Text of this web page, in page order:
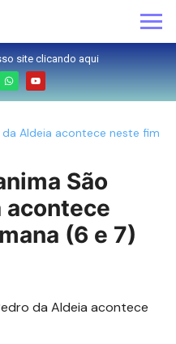
site clicando aqui
Aldeia acontece neste fim
São
acontece
(6 e 7)